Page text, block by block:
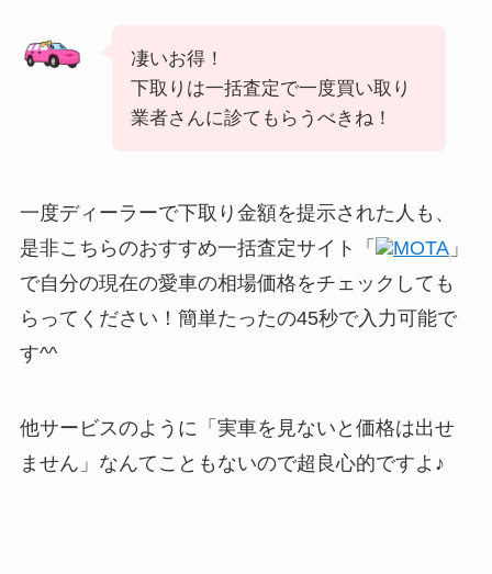
凄いお得！
下取りは一括査定で一度買い取り
業者さんに診てもらうべきね！
一度ディーラーで下取り金額を提示された人も、
是非こちらのおすすめ一括査定サイト「
MOTA」
で自分の現在の愛車の相場価格をチェックしても
らってください！簡単たったの45秒で入力可能で
す^^
他サービスのように「実車を見ないと価格は出せ
ません」なんてこともないので超良心的ですよ♪